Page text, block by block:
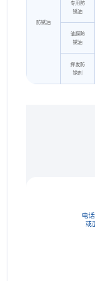
防锈油
专用防
锈油
油膜防
锈油
挥发防
锈剂
电
或